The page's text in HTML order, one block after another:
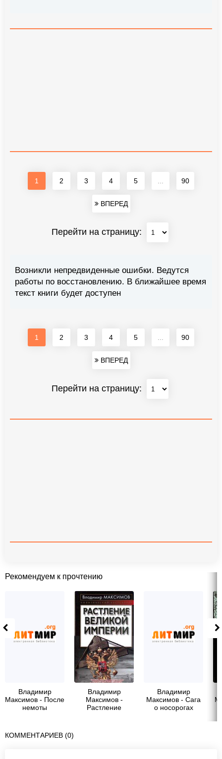
1 2 3 4 5 90
ВПЕРЕД
Перейти на страницу:
Возникли непредвиденные ошибки. Ведутся
работы по восстановлению. В ближайшее время
текст книги будет доступен
1 2 3 4 5 90
ВПЕРЕД
Перейти на страницу:
Рекомендуем к прочтению
Владимир
Максимов - После
немоты
Владимир
Максимов -
Растление
Владимир
Максимов - Сага
о носорогах
КОММЕНТАРИЕВ (0)